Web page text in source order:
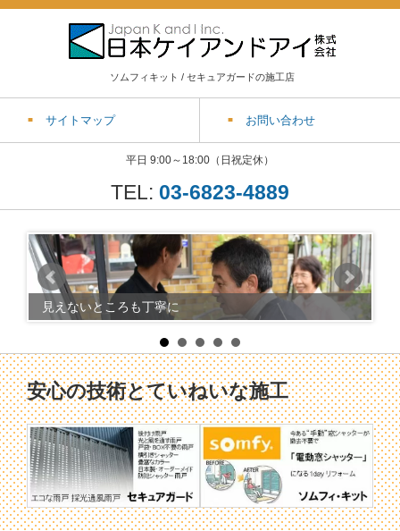
ソムフィキット / セキュアガードの施工店
サイトマップ お問い合わせ
平日 9:00～18:00（日祝定休）
TEL: 03-6823-4889
見えないところも丁寧に
安心の技術とていねいな施工